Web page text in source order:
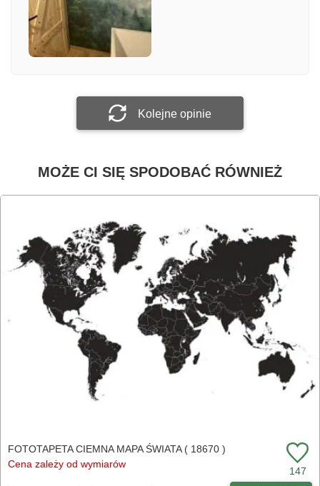
Załącz zdjęcie
Kolejne opinie
MOŻE CI SIĘ SPODOBAĆ RÓWNIEŻ
FOTOTAPETA CIEMNA MAPA ŚWIATA ( 18670 )
Cena zależy od wymiarów
147